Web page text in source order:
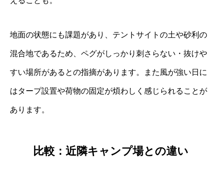
地面の状態にも課題があり、テントサイトの土や砂利の
混合地であるため、ペグがしっかり刺さらない・抜けや
すい場所があるとの指摘があります。また風が強い日に
はタープ設置や荷物の固定が煩わしく感じられることが
あります。
比較：近隣キャンプ場との違い